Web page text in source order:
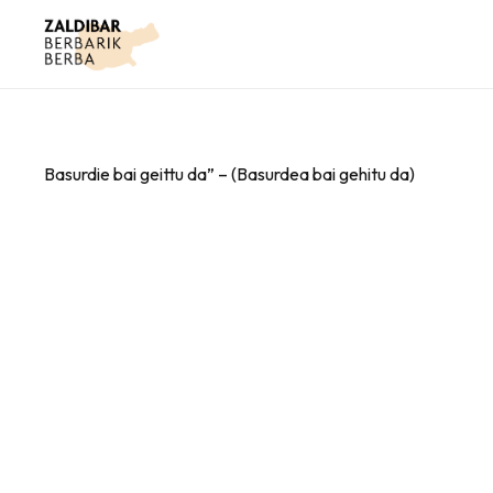
Basurdie bai geittu da” – (Basurdea bai gehitu da)